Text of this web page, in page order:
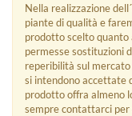
Nella realizzazione
piante di qualità e
prodotto scelto quanto
permesse sostituzioni
reperibilità sul
si intendono accettate
prodotto offra almeno
sempre contattarci per